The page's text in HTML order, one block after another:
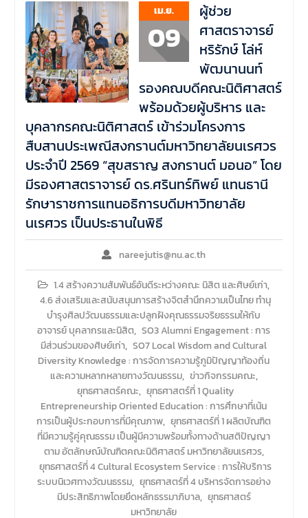
เม.ย.
09
ผู้ช่วย
ศาสตราจารย์
หริรักษ์ โล่ห์
พัฒนานนท์
รองคณบดีคณะนิติศาสตร์
พร้อมด้วยผู้บริหาร และ
บุคลากรคณะนิติศาสตร์ เข้าร่วมโครงการ
สืบสานประเพณีสงกรานต์มหาวิทยาลัยนเรศวร
ประจำปี 2569 “สุขสราญ สงกรานต์ มอนอ” โดย
มีรองศาสตราจารย์ ดร.ศรินทร์ทิพย์ แทนธานี
รักษาราชการแทนอธิการบดีมหาวิทยาลัย
นเรศวร เป็นประธานในพิธี
nareejutis@nu.ac.th
1.4 สร้างความสัมพันธ์อันดีระหว่างคณะ นิสิต และศิษย์เก่า,
4.6 ส่งเสริมและสนับสนุนการสร้างจิตสำนึกความเป็นไทย ทำนุ
บำรุงศิลปวัฒนธรรมและปลูกฝังคุณธรรมจริยธรรมให้กับ
อาจารย์ บุคลากรและนิสิต, SO3 Alumni Engagement : การ
มีส่วนร่วมของศิษย์เก่า, SO7 Local Wisdom and Cultural
Diversity Knowledge : การจัดการความรู้ภูมิปัญญาท้องถิ่น
และความหลากหลายทางวัฒนธรรม, ข่าวกิจกรรมคณะ,
ยุทธศาสตร์คณะ, ยุทธศาสตร์ที่ 1 Quality
Entrepreneurship Oriented Education : การศึกษาที่เน้น
การเป็นผู้ประกอบการที่มีคุณภาพ, ยุทธศาสตร์ที่ 1 ผลิตบัณฑิต
ที่มีความรู้คู่คุณธรรม เป็นผู้มีความพร้อมทั้งทางด้านสติปัญญา
ตาม อัตลักษณ์บัณฑิตคณะนิติศาสตร์ มหาวิทยาลัยนเรศวร,
ยุทธศาสตร์ที่ 4 Cultural Ecosystem Service : การให้บริการ
ระบบนิเวศทางวัฒนธรรม, ยุทธศาสตร์ที่ 4 บริหารจัดการอย่าง
มีประสิทธิภาพโดยยึดหลักธรรมาภิบาล, ยุทธศาสตร์
มหาวิทยาลัย